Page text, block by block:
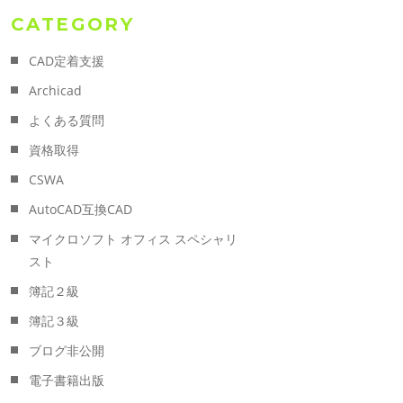
CATEGORY
CAD定着支援
Archicad
よくある質問
資格取得
CSWA
AutoCAD互換CAD
マイクロソフト オフィス スペシャリ
スト
簿記２級
簿記３級
ブログ非公開
電子書籍出版